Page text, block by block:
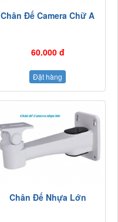
Chân Đế Camera Chữ A
60.000 đ
Đặt hàng
Chân Đế Nhựa Lớn